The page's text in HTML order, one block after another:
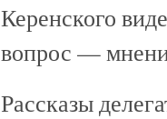
Керенского
вопрос —
Рассказы